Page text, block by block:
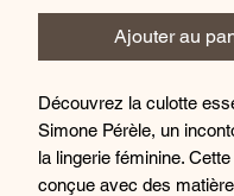
Ajouter au
Découvrez la culotte
Simone Pérèle, un
la lingerie féminine.
conçue avec des